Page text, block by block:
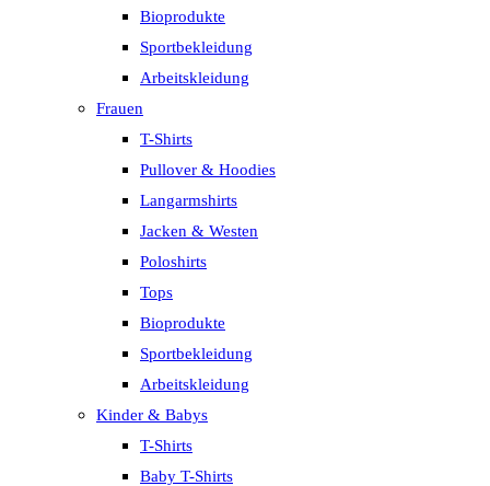
Bioprodukte
Sportbekleidung
Arbeitskleidung
Frauen
T-Shirts
Pullover & Hoodies
Langarmshirts
Jacken & Westen
Poloshirts
Tops
Bioprodukte
Sportbekleidung
Arbeitskleidung
Kinder & Babys
T-Shirts
Baby T-Shirts